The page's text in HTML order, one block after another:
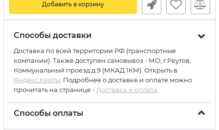
Добавить в корзину
Способы доставки
Доставка по всей территории РФ (транспортные
компании). Также доступен самовывоз - МО, г.Реутов,
Коммунальный проезд д.9 (МКАД 1КМ). Открыть в
Яндекс.Карты . Подробнее о доставке и оплате можно
прочитать на странице - Доставка и оплата.
Способы оплаты